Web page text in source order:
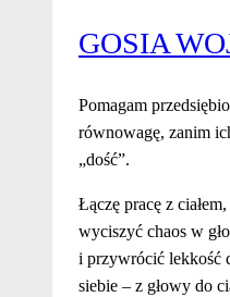
GOSIA
Pomagam
równowagę, zanim
„dość”.
Łączę pracę z
wyciszyć chaos w
i przywrócić lekkość
siebie – z głowy do